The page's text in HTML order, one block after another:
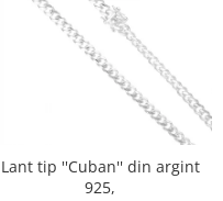
Lant tip ''Cuban'' din argint
925,